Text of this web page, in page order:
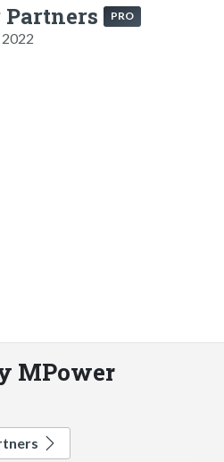
PRO
MPower